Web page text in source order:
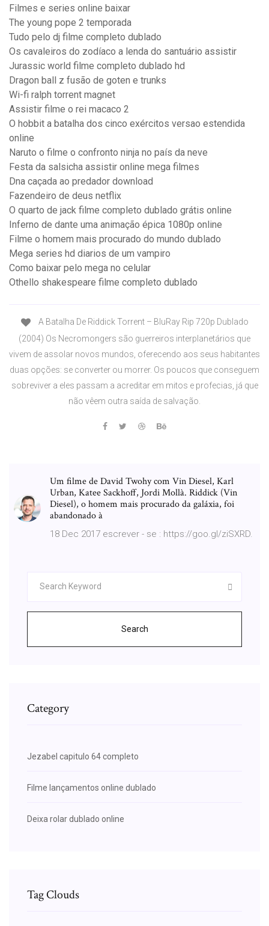
Filmes e series online baixar
The young pope 2 temporada
Tudo pelo dj filme completo dublado
Os cavaleiros do zodíaco a lenda do santuário assistir
Jurassic world filme completo dublado hd
Dragon ball z fusão de goten e trunks
Wi-fi ralph torrent magnet
Assistir filme o rei macaco 2
O hobbit a batalha dos cinco exércitos versao estendida
online
Naruto o filme o confronto ninja no país da neve
Festa da salsicha assistir online mega filmes
Dna caçada ao predador download
Fazendeiro de deus netflix
O quarto de jack filme completo dublado grátis online
Inferno de dante uma animação épica 1080p online
Filme o homem mais procurado do mundo dublado
Mega series hd diarios de um vampiro
Como baixar pelo mega no celular
Othello shakespeare filme completo dublado
A Batalha De Riddick Torrent – BluRay Rip 720p Dublado
(2004) Os Necromongers são guerreiros interplanetários que
vivem de assolar novos mundos, oferecendo aos seus habitantes
duas opções: se converter ou morrer. Os poucos que conseguem
sobreviver a eles passam a acreditar em mitos e profecias, já que
não vêem outra saída de salvação.
Um filme de David Twohy com Vin Diesel, Karl
Urban, Katee Sackhoff, Jordi Mollà. Riddick (Vin
Diesel), o homem mais procurado da galáxia, foi
abandonado à
18 Dec 2017 escrever - se : https://goo.gl/ziSXRD.
Search
Category
Jezabel capitulo 64 completo
Filme lançamentos online dublado
Deixa rolar dublado online
Tag Clouds